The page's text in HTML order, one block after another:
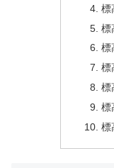
標
標
標
標
標
標
標